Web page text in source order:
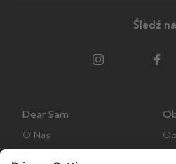
Śledź
Dear Sam
O Nas